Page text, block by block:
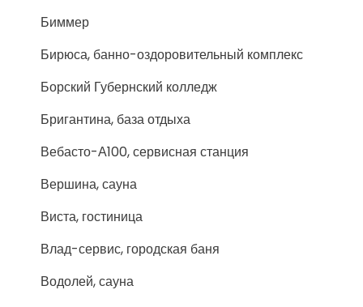
Биммер
Бирюса, банно-оздоровительный комплекс
Борский Губернский колледж
Бригантина, база отдыха
Вебасто-А100, сервисная станция
Вершина, сауна
Виста, гостиница
Влад-сервис, городская баня
Водолей, сауна